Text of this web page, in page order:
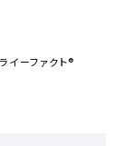
イーファクト®